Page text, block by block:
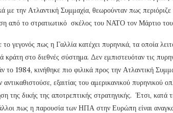
την Ατλαντική Συμμαχία, θεωρούνταν πως περιόριζε
από το στρατιωτικό σκέλος του ΝΑΤΟ τον Μάρτιο
γεγονός πως η Γαλλία κατέχει πυρηνικά, τα οποία
κράτη στο διεθνές σύστημα. Δεν εμπιστευόταν τις
το 1984, κινήθηκε πιο φιλικά προς την Ατλαντική
εξαιτίας του αμερικανικού πυρηνικού
της δικής της αποτρεπτικής στρατηγικής. Έτσι,
πως η παρουσία των ΗΠΑ στην Ευρώπη είναι